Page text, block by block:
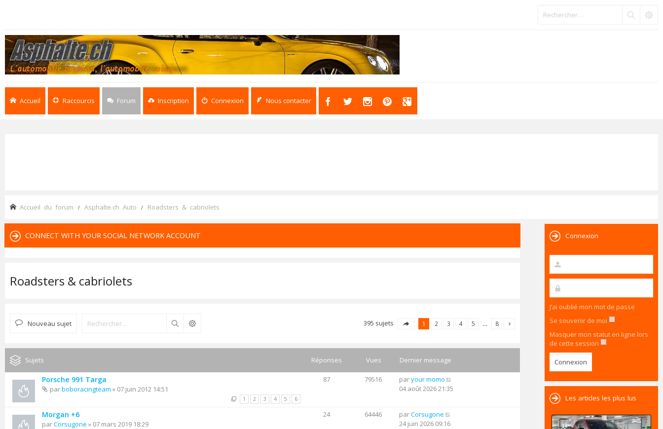
Accueil Raccourcis Forum Inscription Connexion Nous contacter
Accueil du forum Asphalte.ch Auto Roadsters & cabriolets
CONNECT WITH YOUR SOCIAL NETWORK ACCOUNT
Roadsters & cabriolets
Nouveau sujet Rechercher 395 sujets 1 2 3 4 5 … 8
Sujets Réponses Vues Dernier message
Porsche 991 Targa
parboboracingteam » 07 juin 2012 14:51
1 2 3 4 5 6
87 79516 paryour momo
04 août 2026 21:35
Morgan +6
parCorsugone » 07 mars 2019 18:29
24 64446 parCorsugone
24 juin 2026 09:16
Connexion
J’ai oublié mon mot de passe
Se souvenir de moi
Masquer mon statut en ligne lors
de cette session
Les articles les plus lus